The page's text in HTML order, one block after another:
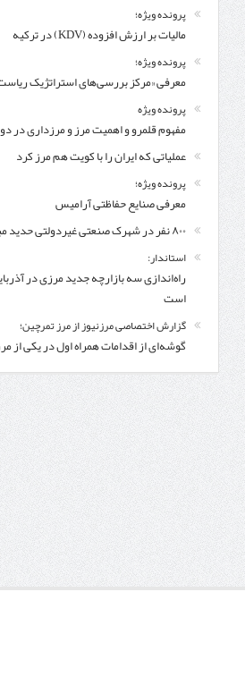
پرونده ویژه؛
مالیات بر ارزش افزوده (KDV) در ترکیه
پرونده ویژه؛
معرفی «مرکز بررسی‌های استراتژیک
پرونده ویژه
مفهوم قلمرو و اهمیت مرز و مرزداری در
عملیاتی که ایران را با کویت هم مرز کرد
پرونده ویژه؛
معرفی صنایع حفاظتی آرامیس
۸۰۰ نفر در شهرک صنعتی غیردولتی حدید مبتکران اردبیل اشتغال یافتند
استاندار:
راه‌اندازی سه بازارچه جدید مرزی در
است
گزارش اختصاصی مرزنیوز از مرز تمرچین؛
گوشه‌ای از اقدامات همراه اول در یکی از